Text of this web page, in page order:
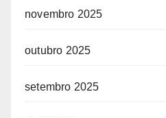
novembro 2025
outubro 2025
setembro 2025